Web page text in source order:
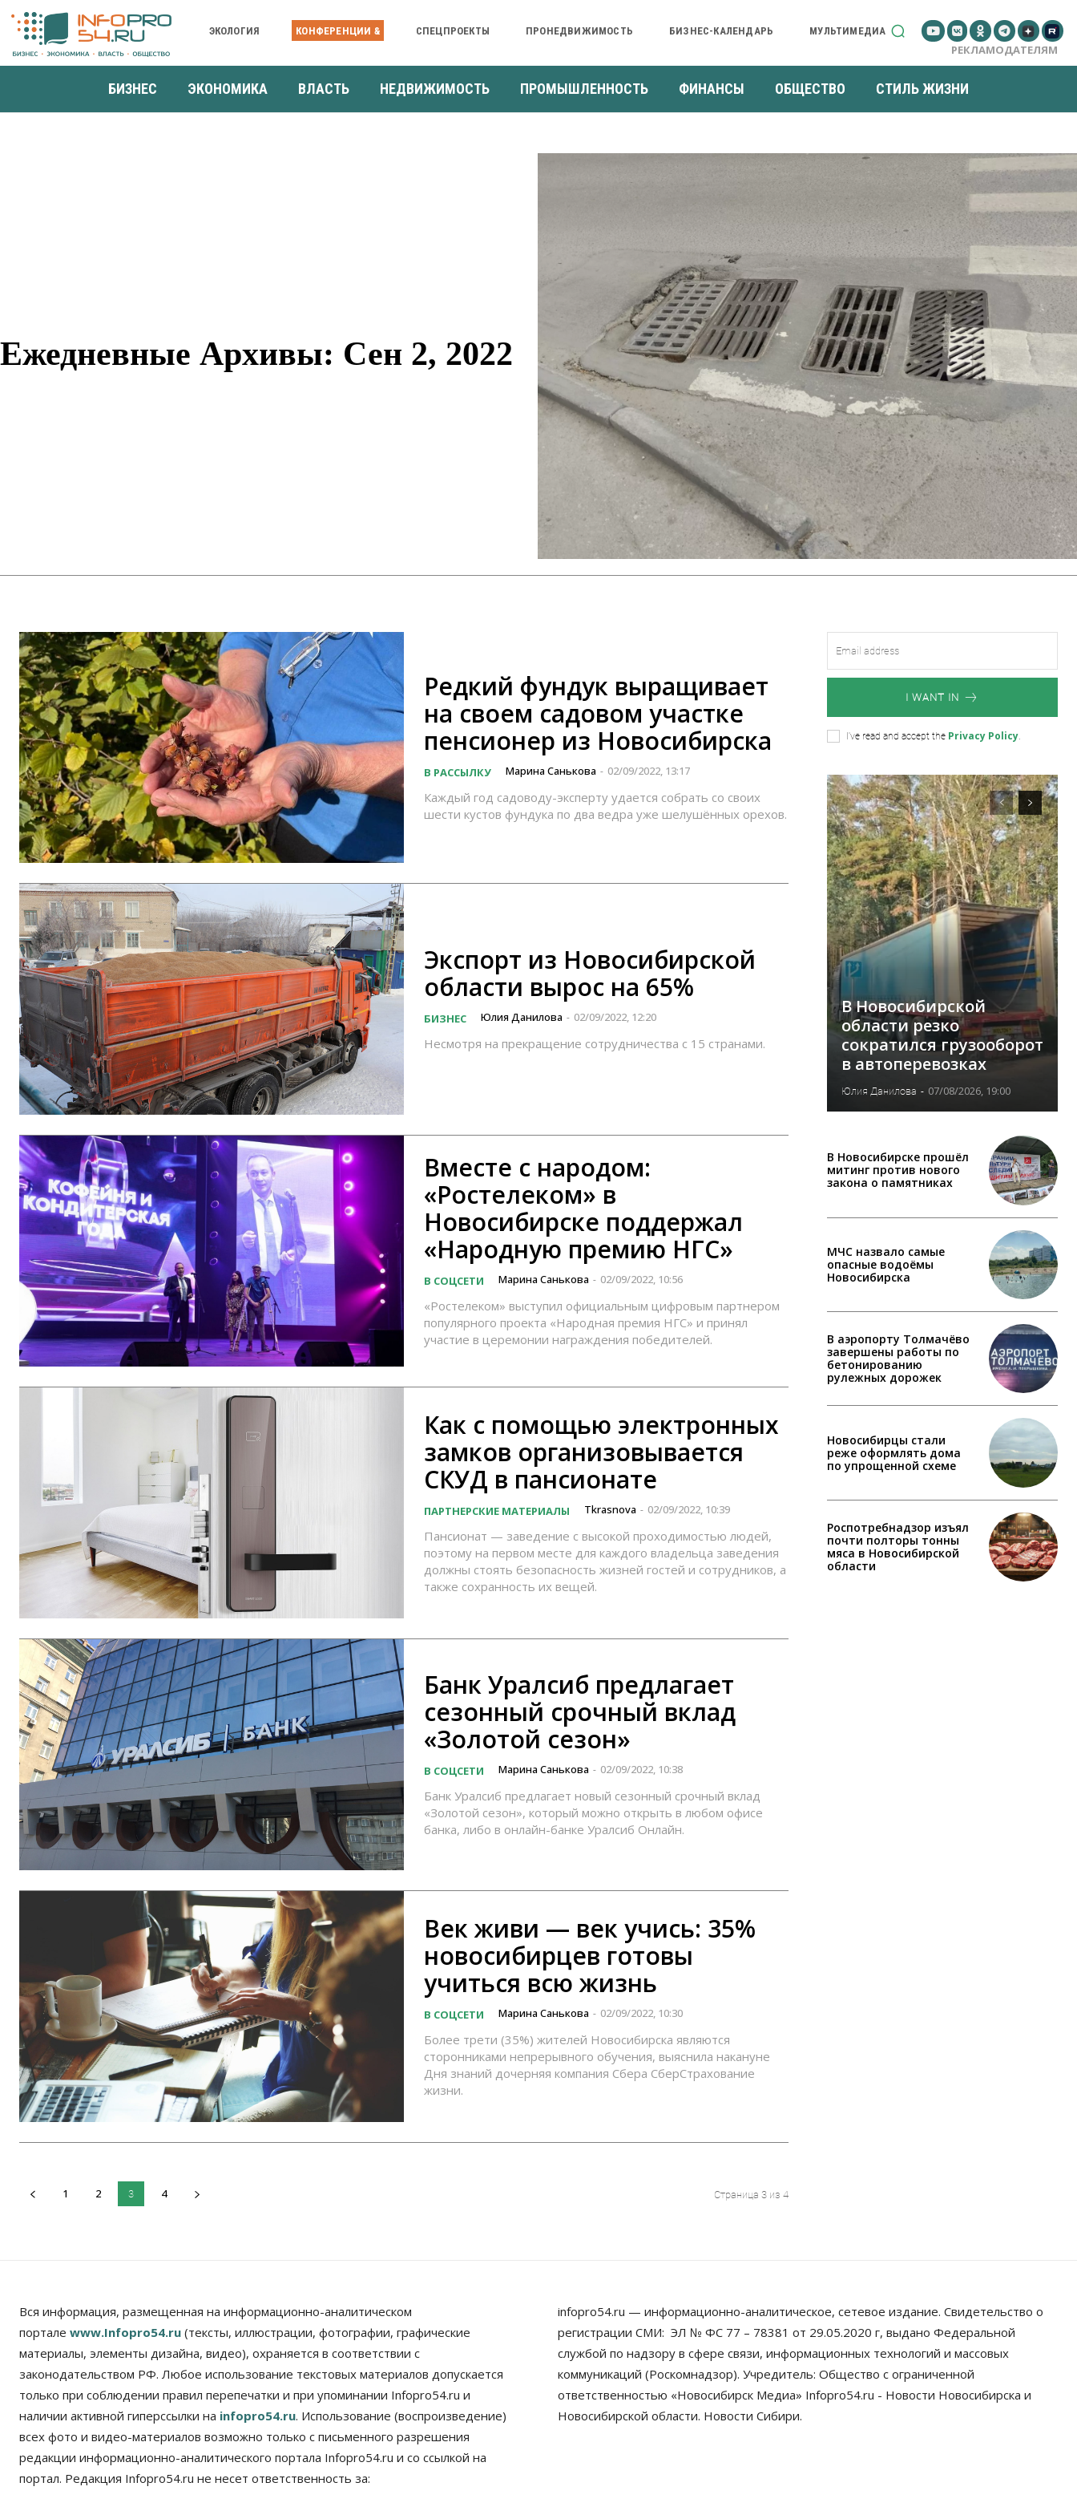
ЭКОЛОГИЯ КОНФЕРЕНЦИИ & СПЕЦПРОЕКТЫ ПРОНЕДВИЖИМОСТЬ БИЗНЕС-КАЛЕНДАРЬ МУЛЬТИМЕДИА
РЕКЛАМОДАТЕЛЯМ
БИЗНЕС ЭКОНОМИКА ВЛАСТЬ НЕДВИЖИМОСТЬ ПРОМЫШЛЕННОСТЬ ФИНАНСЫ ОБЩЕСТВО СТИЛЬ ЖИЗНИ
Ежедневные Архивы: Сен 2, 2022
Редкий фундук выращивает
на своем садовом участке
пенсионер из Новосибирска
В РАССЫЛКУ Марина Санькова - 02/09/2022, 13:17
Каждый год садоводу-эксперту удается собрать со своих
шести кустов фундука по два ведра уже шелушённых орехов.
Экспорт из Новосибирской
области вырос на 65%
БИЗНЕС Юлия Данилова - 02/09/2022, 12:20
Несмотря на прекращение сотрудничества с 15 странами.
Вместе с народом:
«Ростелеком» в
Новосибирске поддержал
«Народную премию НГС»
В СОЦСЕТИ Марина Санькова - 02/09/2022, 10:56
«Ростелеком» выступил официальным цифровым партнером
популярного проекта «Народная премия НГС» и принял
участие в церемонии награждения победителей.
Как с помощью электронных
замков организовывается
СКУД в пансионате
ПАРТНЕРСКИЕ МАТЕРИАЛЫ Tkrasnova - 02/09/2022, 10:39
Пансионат — заведение с высокой проходимостью людей,
поэтому на первом месте для каждого владельца заведения
должны стоять безопасность жизней гостей и сотрудников, а
также сохранность их вещей.
Банк Уралсиб предлагает
сезонный срочный вклад
«Золотой сезон»
В СОЦСЕТИ Марина Санькова - 02/09/2022, 10:38
Банк Уралсиб предлагает новый сезонный срочный вклад
«Золотой сезон», который можно открыть в любом офисе
банка, либо в онлайн-банке Уралсиб Онлайн.
Век живи — век учись: 35%
новосибирцев готовы
учиться всю жизнь
В СОЦСЕТИ Марина Санькова - 02/09/2022, 10:30
Более трети (35%) жителей Новосибирска являются
сторонниками непрерывного обучения, выяснила накануне
Дня знаний дочерняя компания Сбера СберСтрахование
жизни.
1 2 3 4 Страница 3 из 4
I WANT IN
I've read and accept the Privacy Policy
В Новосибирской
области резко
сократился грузооборот
в автоперевозках
Юлия Данилова - 07/08/2026, 19:00
В Новосибирске прошёл
митинг против нового
закона о памятниках
МЧС назвало самые
опасные водоёмы
Новосибирска
В аэропорту Толмачёво
завершены работы по
бетонированию
рулежных дорожек
Новосибирцы стали
реже оформлять дома
по упрощенной схеме
Роспотребнадзор изъял
почти полторы тонны
мяса в Новосибирской
области
Вся информация, размещенная на информационно-аналитическом
портале www.Infopro54.ru (тексты, иллюстрации, фотографии, графические
материалы, элементы дизайна, видео), охраняется в соответствии с
законодательством РФ. Любое использование текстовых материалов допускается
только при соблюдении правил перепечатки и при упоминании Infopro54.ru и
наличии активной гиперссылки на infopro54.ru. Использование (воспроизведение)
всех фото и видео-материалов возможно только с письменного разрешения
редакции информационно-аналитического портала Infopro54.ru и со ссылкой на
портал. Редакция Infopro54.ru не несет ответственность за:
infopro54.ru — информационно-аналитическое, сетевое издание. Свидетельство о
регистрации СМИ: ЭЛ № ФС 77 – 78381 от 29.05.2020 г, выдано Федеральной
службой по надзору в сфере связи, информационных технологий и массовых
коммуникаций (Роскомнадзор). Учредитель: Общество с ограниченной
ответственностью «Новосибирск Медиа» Infopro54.ru - Новости Новосибирска и
Новосибирской области. Новости Сибири.